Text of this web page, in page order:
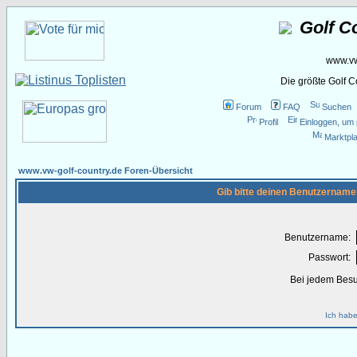
Golf
Die größte Golf
Forum FAQ
Suchen
Profil
Einloggen,
www.vw-golf-country.de Foren-Übersicht
Gib bitte deinen
Benutzername:
Passwort:
Bei jedem
Ich